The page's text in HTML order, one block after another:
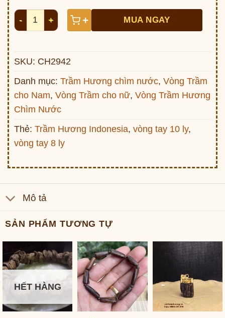
Vòng Trầm hương chìm nước (6.7g Inđô chìm nhanh)
+ MUA NGAY
SKU: CH2942
Danh mục: Trầm Hương chìm nước, Vòng Trầm
cho Nam, Vòng Trầm cho nữ, Vòng Trầm Hương
Chìm Nước
Thẻ: Trầm Hương Indonesia, vòng tay 10 ly,
vòng tay 8 ly
Mô tả
SẢN PHẨM TƯƠNG TỰ
HẾT HÀNG